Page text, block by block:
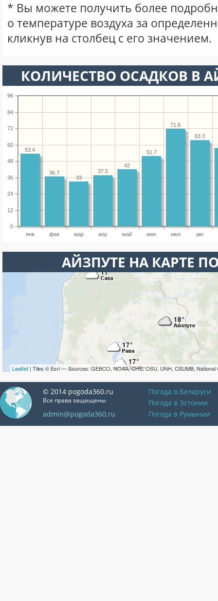
* Вы можете получить более
о температуре воздуха за
кликнув на столбец с его значением.
КОЛИЧЕСТВО ОСАДКОВ В
янв фев мар апр май июн июл авг
0
12
24
36
48
60
72
84
96
63.3
71.6
51.7
42
37.5
33
36.7
53.4
АЙЗПУТЕ НА КАРТЕ
Leaflet | Tiles © Esri — Sources: GEBCO, NOAA, CHS, OSU, UNH, CSUMB, National
© 2014 pogoda360.ru
Все права защищены
admin@pogoda360.ru
Погода в Беларуси
Погода в Эстонии
Погода в Румынии